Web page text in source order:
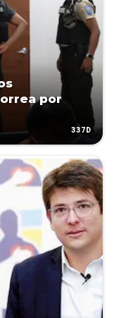
por
337D